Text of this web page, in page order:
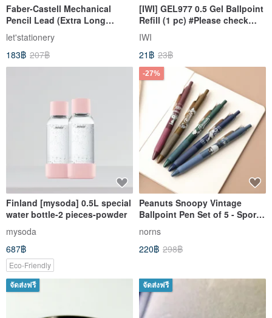
Faber-Castell Mechanical
Pencil Lead (Extra Long
75mm) 0.5 Lead 2B - Pack of 6
(Genuine Product)
let'stationery
183฿ 207฿
[IWI] GEL977 0.5 Gel Ballpoint
Refill (1 pc) #Please check
compatible pens before
purchasing
IWI
21฿ 23฿
Finland [mysoda] 0.5L special
water bottle-2 pieces-powder
mysoda
687฿
Eco-Friendly
-27%
Peanuts Snoopy Vintage
Ballpoint Pen Set of 5 - Sports
norns
220฿ 298฿
จัดส่งฟรี จัดส่งฟรี